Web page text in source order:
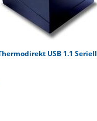
USB 1.1 Seriell